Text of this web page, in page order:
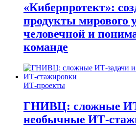
«Киберпротект»:
продукты мирового
человечной и
команде
ИТ-проекты
ГНИВЦ: сложные
необычные